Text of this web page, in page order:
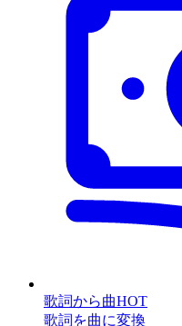
歌詞から曲HOT
歌詞を曲に変換